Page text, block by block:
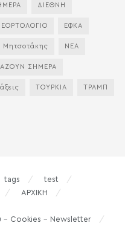
ΔΙΕΘΝΗ
ΕΟΡΤΟΛΟΓΙΟ ΕΦΚΑ
Μητσοτάκης ΝΕΑ
ΣΗΜΕΡΑ
ΤΟΥΡΚΙΑ ΤΡΑΜΠ
tags
test
ΑΡΧΙΚΗ
– Cookies – Newsletter